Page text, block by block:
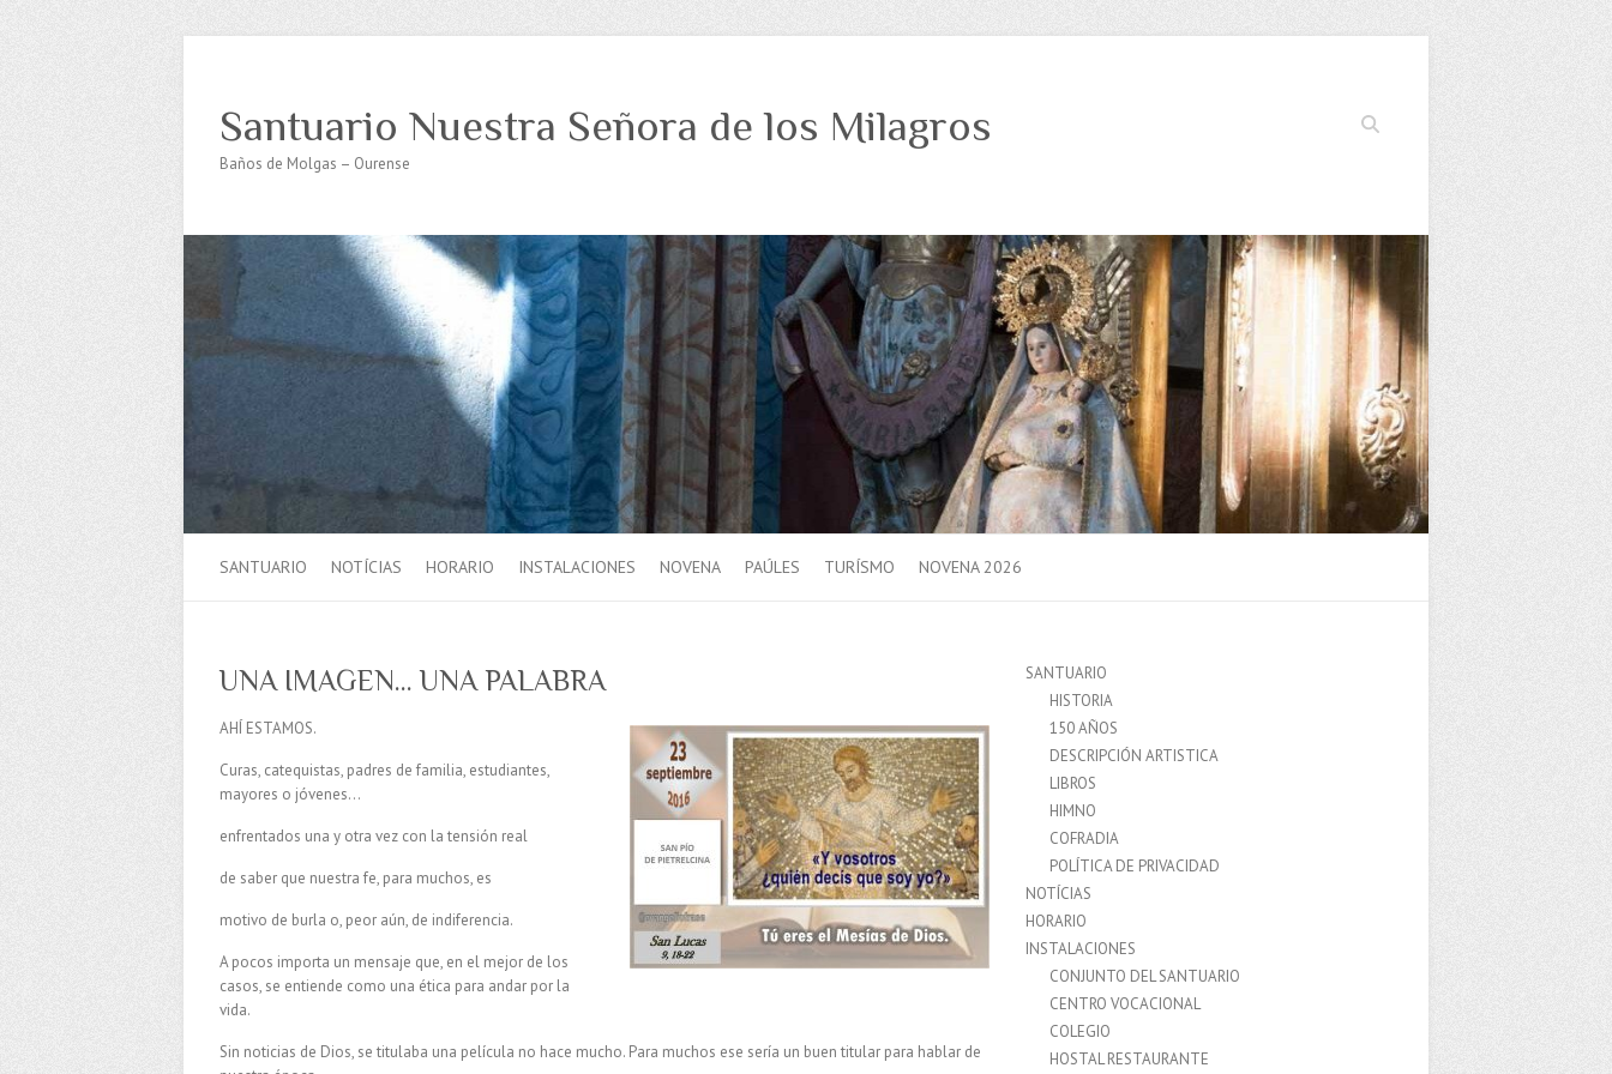
Buscar
Santuario Nuestra Señora de los Milagros
Baños de Molgas – Ourense
SANTUARIO NOTÍCIAS HORARIO INSTALACIONES NOVENA PAÚLES TURÍSMO NOVENA 2026
UNA IMAGEN… UNA PALABRA
AHÍ ESTAMOS.
Curas, catequistas, padres de familia, estudiantes,
mayores o jóvenes…
enfrentados una y otra vez con la tensión real
de saber que nuestra fe, para muchos, es
motivo de burla o, peor aún, de indiferencia.
A pocos importa un mensaje que, en el mejor de los
casos, se entiende como una ética para andar por la
vida.
Sin noticias de Dios, se titulaba una película no hace mucho. Para muchos ese sería un buen titular para hablar de
SANTUARIO
HISTORIA
150 AÑOS
DESCRIPCIÓN ARTISTICA
LIBROS
HIMNO
COFRADIA
POLÍTICA DE PRIVACIDAD
NOTÍCIAS
HORARIO
INSTALACIONES
CONJUNTO DEL SANTUARIO
CENTRO VOCACIONAL
COLEGIO
HOSTAL RESTAURANTE